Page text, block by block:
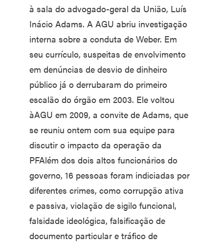
à sala do advogado-geral da União, Luís
Inácio Adams. A AGU abriu investigação
interna sobre a conduta de Weber. Em
seu currículo, suspeitas de envolvimento
em denúncias de desvio de dinheiro
público já o derrubaram do primeiro
escalão do órgão em 2003. Ele voltou
àAGU em 2009, a convite de Adams, que
se reuniu ontem com sua equipe para
discutir o impacto da operação da
PFAlém dos dois altos funcionários do
governo, 16 pessoas foram indiciadas por
diferentes crimes, como corrupção ativa
e passiva, violação de sigilo funcional,
falsidade ideológica, falsificação de
documento particular e tráfico de